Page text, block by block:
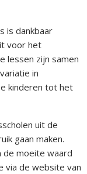
is dankbaar
voor het
lessen zijn samen
in
kinderen tot het
uit de
gaan maken.
de moeite waard
via de website van